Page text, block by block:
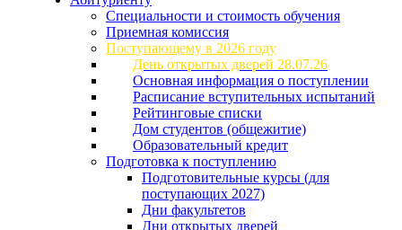
Специальности и стоимость обучения
Приемная комиссия
Поступающему в 2026 году
День открытых дверей 28.07.26
Основная информация о поступлении
Расписание вступительных испытаний
Рейтинговые списки
Дом студентов (общежитие)
Образовательный кредит
Подготовка к поступлению
Подготовительные курсы (для
поступающих 2027)
Дни факультетов
Дни открытых дверей